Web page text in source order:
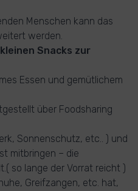
Menschen kann das
werden.
Snacks zur
Essen und gemütlichem
über Foodsharing
Sonnenschutz, etc.. ) und
mitbringen – die
so lange der Vorrat reicht )
Greifzangen, etc. hat,